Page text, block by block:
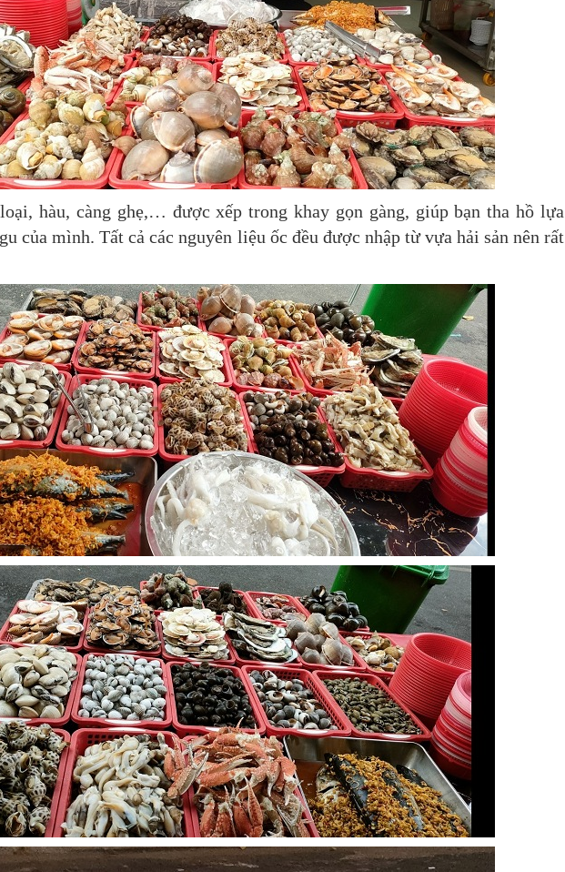
hàu, càng ghẹ,… được xếp trong khay gọn gàng, giúp bạn tha hồ lựa
của mình. Tất cả các nguyên liệu ốc đều được nhập từ vựa hải sản nên rất